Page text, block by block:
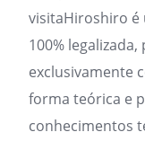
visitaHiroshiro é
100%
exclusivamente
forma teórica e
conhecimentos